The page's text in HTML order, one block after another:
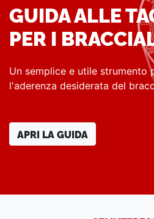
GUIDA ALLE
PER I
Un semplice e utile strumento
l'aderenza desiderata del
APRI LA GUIDA